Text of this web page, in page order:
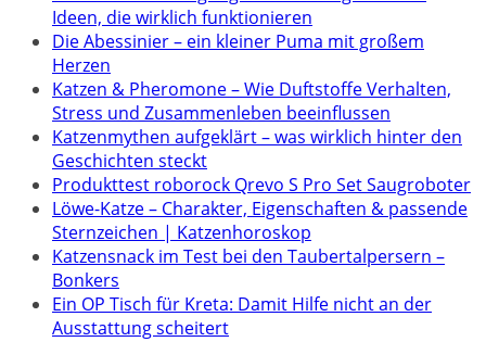
Ideen, die wirklich funktionieren
Die Abessinier – ein kleiner Puma mit großem
Herzen
Katzen & Pheromone – Wie Duftstoffe Verhalten,
Stress und Zusammenleben beeinflussen
Katzenmythen aufgeklärt – was wirklich hinter den
Geschichten steckt
Produkttest roborock Qrevo S Pro Set Saugroboter
Löwe-Katze – Charakter, Eigenschaften & passende
Sternzeichen | Katzenhoroskop
Katzensnack im Test bei den Taubertalpersern –
Bonkers
Ein OP Tisch für Kreta: Damit Hilfe nicht an der
Ausstattung scheitert